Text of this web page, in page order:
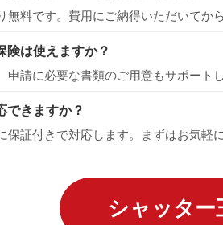
料です。費用にご納得いただいてか
険は使えますか？
請に必要な書類のご用意もサポート
できますか？
証付きで対応します。まずはお気軽
シャッター